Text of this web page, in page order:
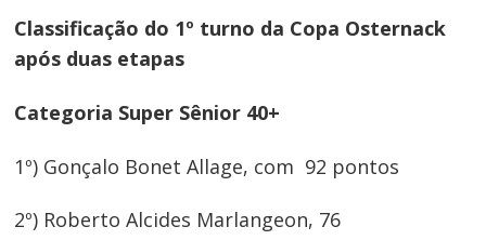
Classificação do 1º turno da Copa Osternack
após duas etapas
Categoria Super Sênior 40+
1º) Gonçalo Bonet Allage, com 92 pontos
2º) Roberto Alcides Marlangeon, 76